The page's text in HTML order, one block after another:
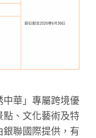
華」專屬跨境優
、文化藝術及特
聯國際提供，有